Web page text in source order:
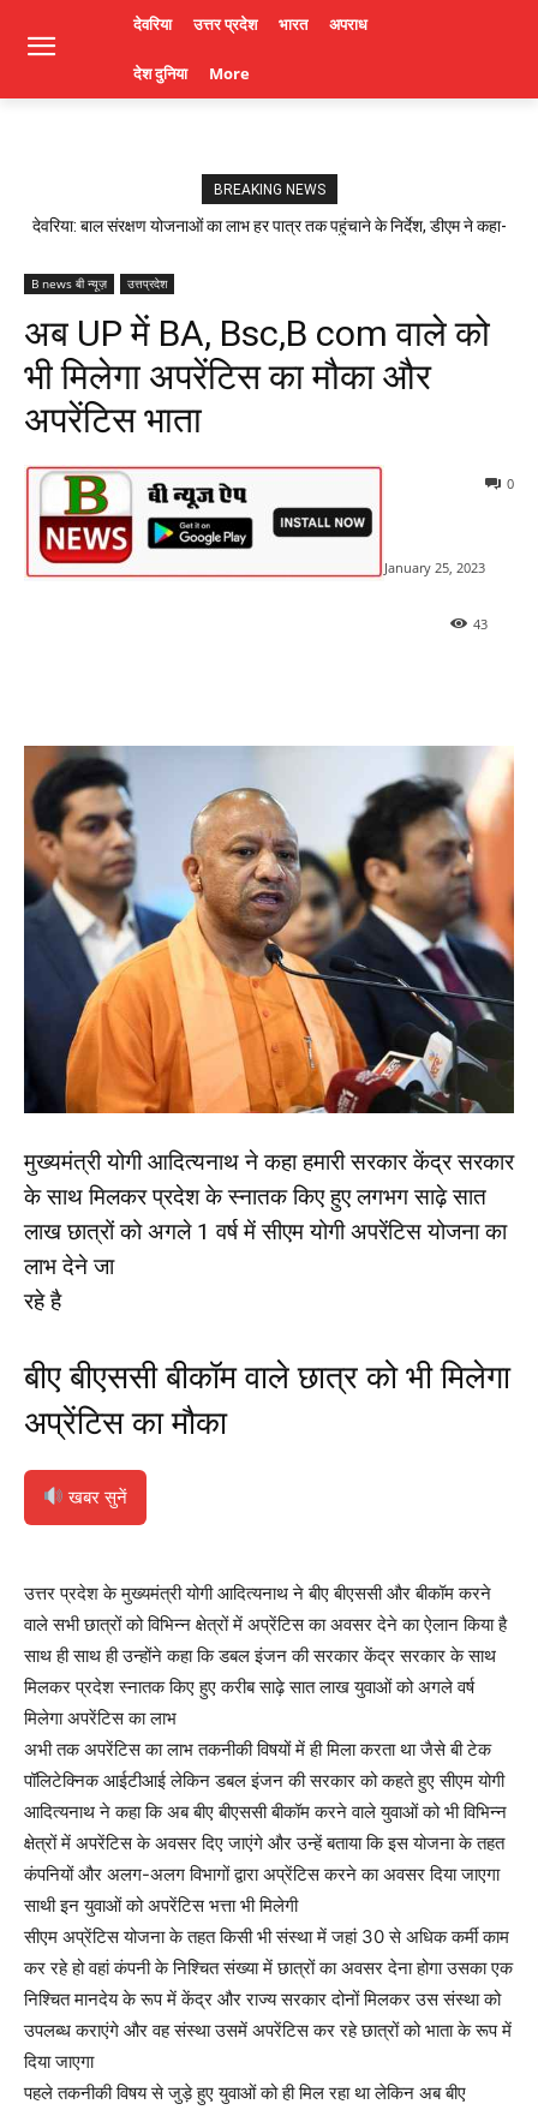
देवरिया उत्तर प्रदेश भारत अपराध
देश दुनिया More
BREAKING NEWS
देवरिया: बाल संरक्षण योजनाओं का लाभ हर पात्र तक पहुंचाने के निर्देश, डीएम ने कहा-
B news बी न्यूज़ उत्तप्रदेश
अब UP में BA, Bsc,B com वाले को
भी मिलेगा अपरेंटिस का मौका और
अपरेंटिस भाता
January 25, 2023
0
43
मुख्यमंत्री योगी आदित्यनाथ ने कहा हमारी सरकार केंद्र सरकार
के साथ मिलकर प्रदेश के स्नातक किए हुए लगभग साढ़े सात
लाख छात्रों को अगले 1 वर्ष में सीएम योगी अपरेंटिस योजना का
लाभ देने जा
रहे है
बीए बीएससी बीकॉम वाले छात्र को भी मिलेगा
अप्रेंटिस का मौका
खबर सुनें
उत्तर प्रदेश के मुख्यमंत्री योगी आदित्यनाथ ने बीए बीएससी और बीकॉम करने
वाले सभी छात्रों को विभिन्न क्षेत्रों में अप्रेंटिस का अवसर देने का ऐलान किया है
साथ ही साथ ही उन्होंने कहा कि डबल इंजन की सरकार केंद्र सरकार के साथ
मिलकर प्रदेश स्नातक किए हुए करीब साढ़े सात लाख युवाओं को अगले वर्ष
मिलेगा अपरेंटिस का लाभ
अभी तक अपरेंटिस का लाभ तकनीकी विषयों में ही मिला करता था जैसे बी टेक
पॉलिटेक्निक आईटीआई लेकिन डबल इंजन की सरकार को कहते हुए सीएम योगी
आदित्यनाथ ने कहा कि अब बीए बीएससी बीकॉम करने वाले युवाओं को भी विभिन्न
क्षेत्रों में अपरेंटिस के अवसर दिए जाएंगे और उन्हें बताया कि इस योजना के तहत
कंपनियों और अलग-अलग विभागों द्वारा अप्रेंटिस करने का अवसर दिया जाएगा
साथी इन युवाओं को अपरेंटिस भत्ता भी मिलेगी
सीएम अप्रेंटिस योजना के तहत किसी भी संस्था में जहां 30 से अधिक कर्मी काम
कर रहे हो वहां कंपनी के निश्चित संख्या में छात्रों का अवसर देना होगा उसका एक
निश्चित मानदेय के रूप में केंद्र और राज्य सरकार दोनों मिलकर उस संस्था को
उपलब्ध कराएंगे और वह संस्था उसमें अपरेंटिस कर रहे छात्रों को भाता के रूप में
दिया जाएगा
पहले तकनीकी विषय से जुड़े हुए युवाओं को ही मिल रहा था लेकिन अब बीए